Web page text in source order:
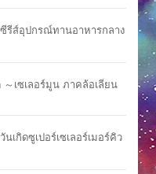
รีส์อุปกรณ์ทานอาหารกลาง
～เซเลอร์มูน ภาคล้อเลียน
เกิดซูเปอร์เซเลอร์เมอร์คิว